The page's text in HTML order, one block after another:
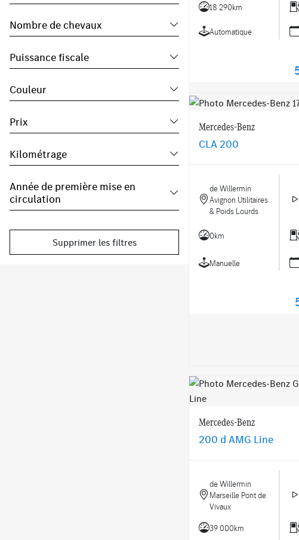
Nombre de chevaux
Puissance fiscale
Couleur
Prix
Kilométrage
Année de première mise en
circulation
Supprimer les filtres
18 290km
Automatique
Mercedes-Benz
CLA 200
de Willermin
Avignon Utilitaires
& Poids Lourds
0km
Manuelle
Mercedes-Benz
200 d AMG Line
de Willermin
Marseille Pont de
Vivaux
39 000km